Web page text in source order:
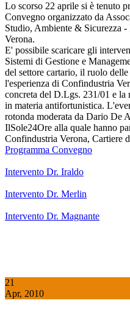
Lo scorso 22 aprile si è tenuto
Convegno or­ga­niz­zato da
Studio, Ambiente & Sicurezza
Verona.
E' possibile scaricare gli
Sistemi di Gestione e
del settore cartario, il ruolo
l'esperienza di Confindustria
concreta del D.Lgs. 231/01 e la
in materia antifortunistica.
rotonda moderata da Dario De
IlSole24Ore alla quale hanno
Confindustria Verona, Cartiere
Programma Convegno
Intervento Dr. Iraldo
Intervento Dr. Merlin
Intervento Dr. Magnante
21
Apr, 2010